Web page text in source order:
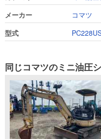
メーカー
コマツ
型式
同じコマツのミニ油圧